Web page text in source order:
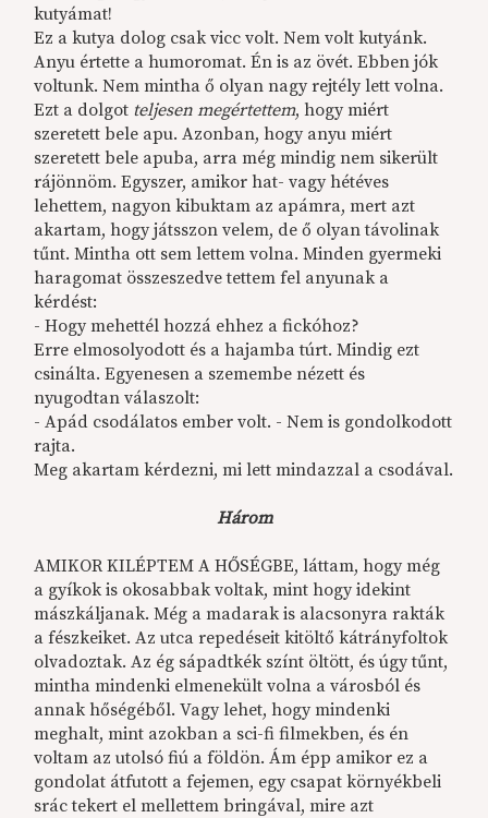
kutyámat!
Ez a kutya dolog csak vicc volt. Nem volt kutyánk.
Anyu értette a humoromat. Én is az övét. Ebben jók
voltunk. Nem mintha ő olyan nagy rejtély lett volna.
Ezt a dolgot teljesen megértettem, hogy miért
szeretett bele apu. Azonban, hogy anyu miért
szeretett bele apuba, arra még mindig nem sikerült
rájönnöm. Egyszer, amikor hat- vagy hétéves
lehettem, nagyon kibuktam az apámra, mert azt
akartam, hogy játsszon velem, de ő olyan távolinak
tűnt. Mintha ott sem lettem volna. Minden gyermeki
haragomat összeszedve tettem fel anyunak a
kérdést:
- Hogy mehettél hozzá ehhez a fickóhoz?
Erre elmosolyodott és a hajamba túrt. Mindig ezt
csinálta. Egyenesen a szemembe nézett és
nyugodtan válaszolt:
- Apád csodálatos ember volt. - Nem is gondolkodott
rajta.
Meg akartam kérdezni, mi lett mindazzal a csodával.
Három
AMIKOR KILÉPTEM A HŐSÉGBE, láttam, hogy még
a gyíkok is okosabbak voltak, mint hogy idekint
mászkáljanak. Még a madarak is alacsonyra rakták
a fészkeiket. Az utca repedéseit kitöltő kátrányfoltok
olvadoztak. Az ég sápadtkék színt öltött, és úgy tűnt,
mintha mindenki elmenekült volna a városból és
annak hőségéből. Vagy lehet, hogy mindenki
meghalt, mint azokban a sci-fi filmekben, és én
voltam az utolsó fiú a földön. Ám épp amikor ez a
gondolat átfutott a fejemen, egy csapat környékbeli
srác tekert el mellettem bringával, mire azt